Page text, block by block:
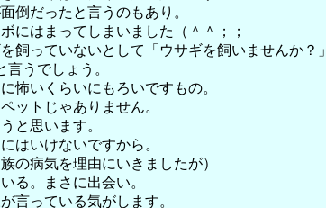
倒だったと言うのもあり。
にはまってしまいました（＾＾；；
飼っていないとして「ウサギを飼いませんか？」
うでしょう。
怖いくらいにもろいですもの。
ットじゃありません。
と思います。
はいけないですから。
の病気を理由にいきましたが）
る。まさに出会い。
言っている気がします。